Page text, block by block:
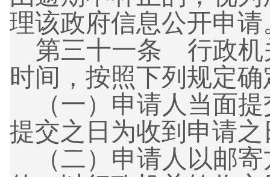
理该政府信息公开申
第三十一条 行政机
时间，按照下列规定
（一） 申请人当面
提交之日为收到申请
（二） 申请人以邮